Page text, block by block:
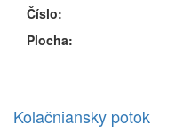
Číslo:
Plocha:
Kolačniansky potok